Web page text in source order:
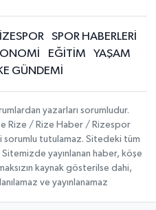
SPOR HABERLERİ
EĞİTİM
YAŞAM
GÜNDEMİ
yazarları sorumludur.
Rize / Rize Haber / Rizespor
tutulamaz. Sitedeki tüm
Sitemizde yayınlanan haber, köşe
kaynak gösterilse dahi,
ve yayınlanamaz